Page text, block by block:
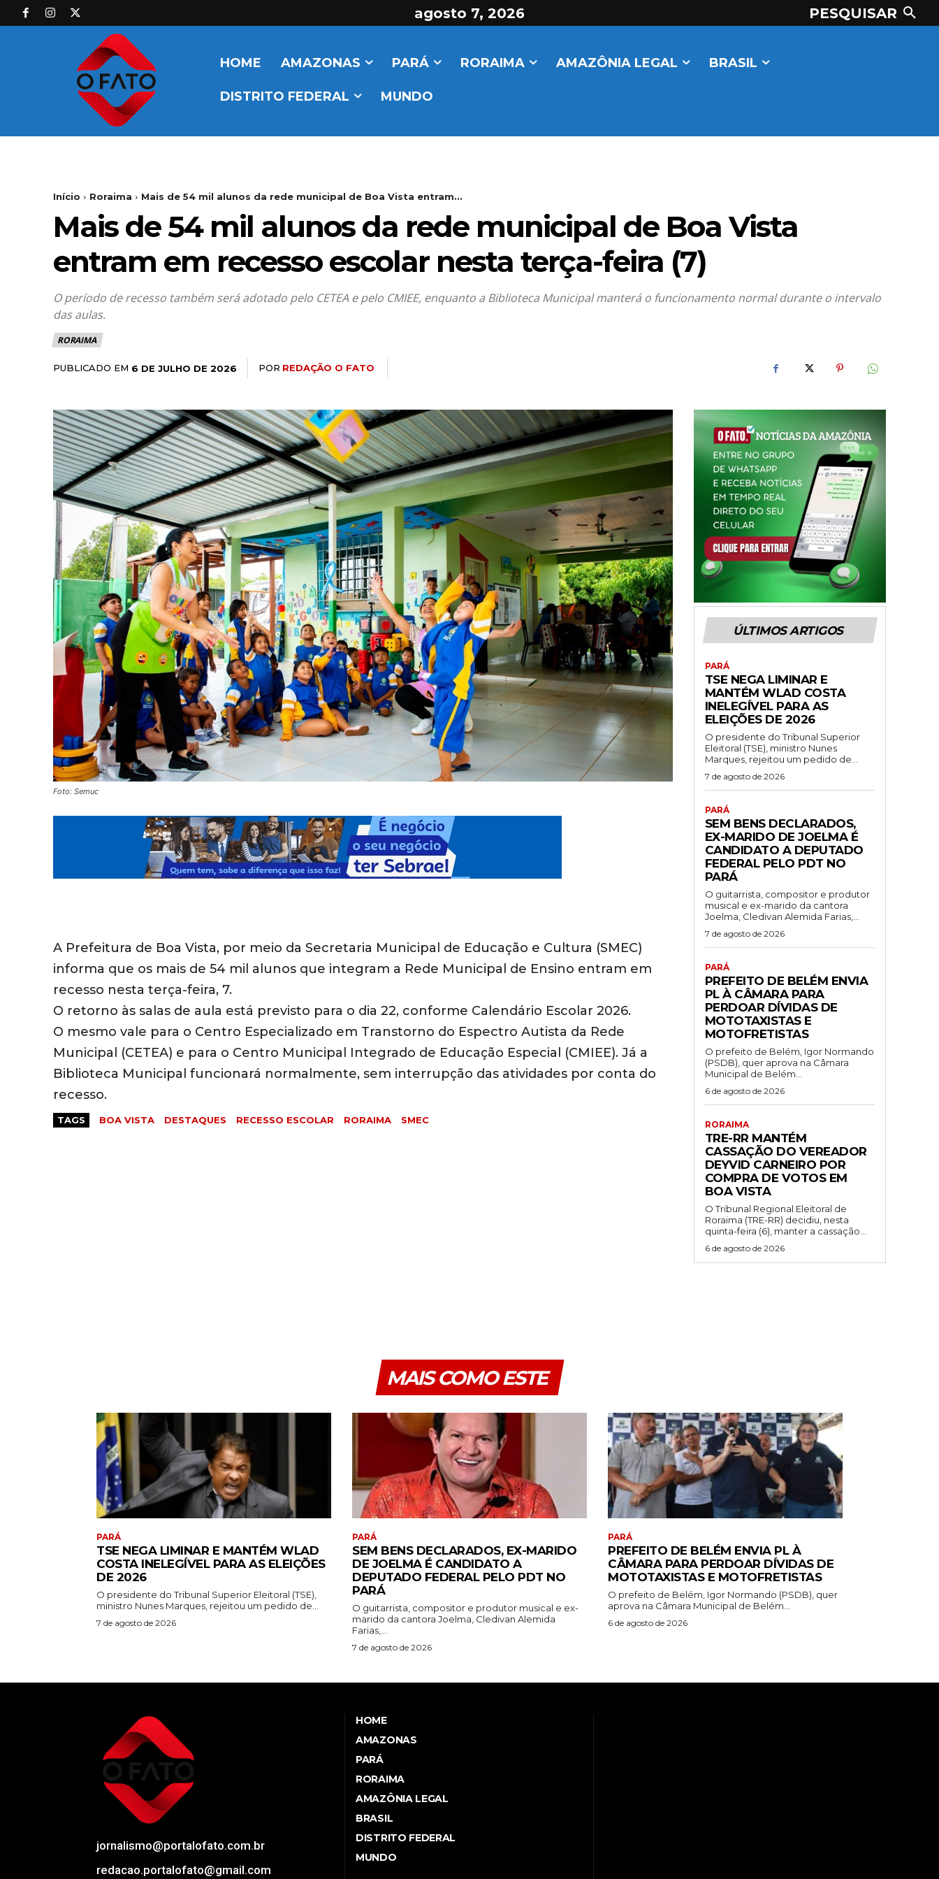
agosto 7, 2026 PESQUISAR
HOME AMAZONAS PARÁ RORAIMA AMAZÔNIA LEGAL BRASIL
DISTRITO FEDERAL MUNDO
Início Roraima Mais de 54 mil alunos da rede municipal de Boa Vista entram...
Mais de 54 mil alunos da rede municipal de Boa Vista
entram em recesso escolar nesta terça-feira (7)
O período de recesso também será adotado pelo CETEA e pelo CMIEE, enquanto a Biblioteca Municipal manterá o funcionamento normal durante o intervalo
das aulas.
RORAIMA
PUBLICADO EM 6 DE JULHO DE 2026 POR REDAÇÃO O FATO
Foto: Semuc
A Prefeitura de Boa Vista, por meio da Secretaria Municipal de Educação e Cultura (SMEC)
informa que os mais de 54 mil alunos que integram a Rede Municipal de Ensino entram em
recesso nesta terça-feira, 7.
O retorno às salas de aula está previsto para o dia 22, conforme Calendário Escolar 2026.
O mesmo vale para o Centro Especializado em Transtorno do Espectro Autista da Rede
Municipal (CETEA) e para o Centro Municipal Integrado de Educação Especial (CMIEE). Já a
Biblioteca Municipal funcionará normalmente, sem interrupção das atividades por conta do
recesso.
TAGS BOA VISTA DESTAQUES RECESSO ESCOLAR RORAIMA SMEC
ÚLTIMOS ARTIGOS
PARÁ
TSE NEGA LIMINAR E
MANTÉM WLAD COSTA
INELEGÍVEL PARA AS
ELEIÇÕES DE 2026
O presidente do Tribunal Superior
Eleitoral (TSE), ministro Nunes
Marques, rejeitou um pedido de...
7 de agosto de 2026
PARÁ
SEM BENS DECLARADOS,
EX-MARIDO DE JOELMA É
CANDIDATO A DEPUTADO
FEDERAL PELO PDT NO
PARÁ
O guitarrista, compositor e produtor
musical e ex-marido da cantora
Joelma, Cledivan Alemida Farias,...
7 de agosto de 2026
PARÁ
PREFEITO DE BELÉM ENVIA
PL À CÂMARA PARA
PERDOAR DÍVIDAS DE
MOTOTAXISTAS E
MOTOFRETISTAS
O prefeito de Belém, Igor Normando
(PSDB), quer aprova na Câmara
Municipal de Belém...
6 de agosto de 2026
RORAIMA
TRE-RR MANTÉM
CASSAÇÃO DO VEREADOR
DEYVID CARNEIRO POR
COMPRA DE VOTOS EM
BOA VISTA
O Tribunal Regional Eleitoral de
Roraima (TRE-RR) decidiu, nesta
quinta-feira (6), manter a cassação...
6 de agosto de 2026
MAIS COMO ESTE
PARÁ
TSE NEGA LIMINAR E MANTÉM WLAD
COSTA INELEGÍVEL PARA AS ELEIÇÕES
DE 2026
O presidente do Tribunal Superior Eleitoral (TSE),
ministro Nunes Marques, rejeitou um pedido de...
7 de agosto de 2026
PARÁ
SEM BENS DECLARADOS, EX-MARIDO
DE JOELMA É CANDIDATO A
DEPUTADO FEDERAL PELO PDT NO
PARÁ
O guitarrista, compositor e produtor musical e ex-
marido da cantora Joelma, Cledivan Alemida
Farias,...
7 de agosto de 2026
PARÁ
PREFEITO DE BELÉM ENVIA PL À
CÂMARA PARA PERDOAR DÍVIDAS DE
MOTOTAXISTAS E MOTOFRETISTAS
O prefeito de Belém, Igor Normando (PSDB), quer
aprova na Câmara Municipal de Belém...
6 de agosto de 2026
jornalismo@portalofato.com.br
redacao.portalofato@gmail.com
HOME
AMAZONAS
PARÁ
RORAIMA
AMAZÔNIA LEGAL
BRASIL
DISTRITO FEDERAL
MUNDO